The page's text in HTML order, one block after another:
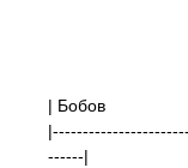
| Бобов
------|